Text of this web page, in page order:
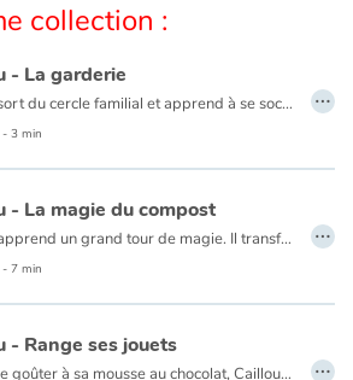
collection :
- La garderie
Caillou sort du cercle familial et apprend à se sociabiliser.
aussi disponible en anglais :
- 3 min
…
- La magie du compost
Caillou apprend un grand tour de magie. Il transforme des déchets en nourriture pour les plantes !
aussi disponible en anglais :
- 7 min
…
- Range ses jouets
Avant de goûter à sa mousse au chocolat, Caillou doit ranger tous ses jouets. Heureusement, papa a une idée qui aidera Caillou à avoir un peu plus d'ordre.
…